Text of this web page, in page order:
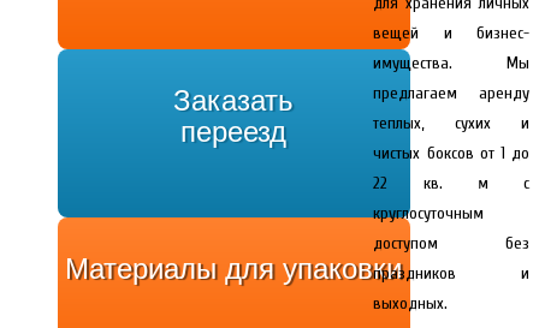
Заказать
переезд
Материалы для упаковки
вещей и бизнес-
имущества. Мы
предлагаем аренду
теплых, сухих и
чистых боксов от 1 до
22 кв. м с
круглосуточным
доступом без
праздников и
выходных.